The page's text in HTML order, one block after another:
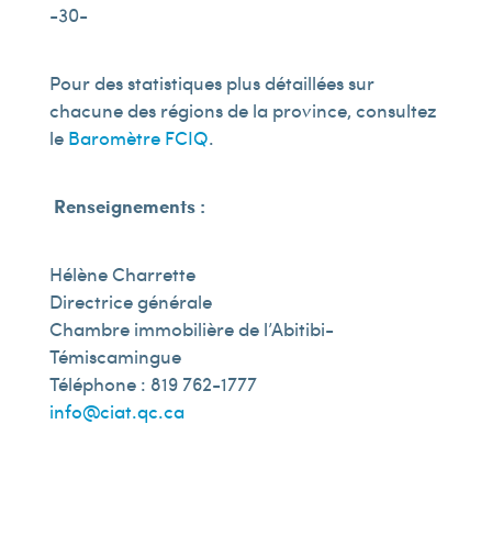
-30-
Pour des statistiques plus détaillées sur
chacune des régions de la province, consultez
le Baromètre FCIQ.
Renseignements :
Hélène Charrette
Directrice générale
Chambre immobilière de l’Abitibi-
Témiscamingue
Téléphone : 819 762-1777
info@ciat.qc.ca